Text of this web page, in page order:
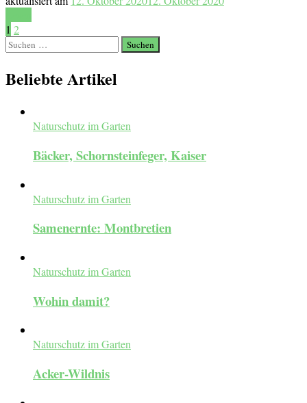
Seitennummerierung
der
Beiträge
Seite
1 Seite
2
Suchen
nach:
Beliebte Artikel
Naturschutz im Garten
Bäcker, Schornsteinfeger, Kaiser
Naturschutz im Garten
Samenernte: Montbretien
Naturschutz im Garten
Wohin damit?
Naturschutz im Garten
Acker-Wildnis